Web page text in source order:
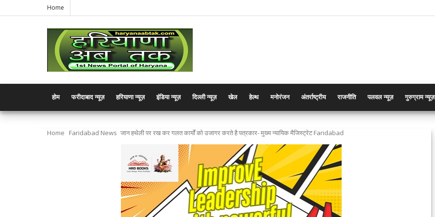
Home
होम फरीदाबाद न्यूज़ हरियाणा न्यूज़ इंडिया न्यूज़ दिल्ली न्यूज़ खेल हेल्थ मनोरंजन अंतर्राष्ट्रीय राजनीति पलवल न्यूज़ गुरुग्राम न्यूज़
Home Faridabad News जान हथेली पर रख कर गलत कार्यों को उजागर करते है पत्रकार- मुख्य न्यायिक मैजिस्ट्रेट Faridabad